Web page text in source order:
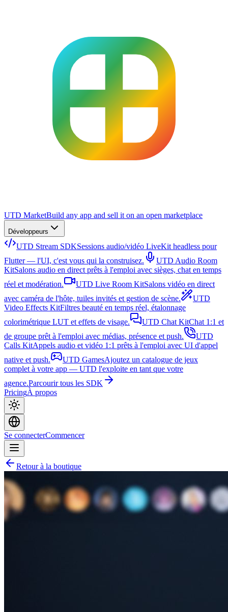
UTD MarketBuild any app and sell it on an open marketplace
Développeurs
UTD Stream SDKSessions audio/vidéo LiveKit headless pour
Flutter — l'UI, c'est vous qui la construisez.
UTD Audio Room
KitSalons audio en direct prêts à l'emploi avec sièges, chat en temps
réel et modération.
UTD Live Room KitSalons vidéo en direct
avec caméra de l'hôte, tuiles invités et gestion de scène.
UTD
Video Effects KitFiltres beauté en temps réel, étalonnage
colorimétrique LUT et effets de visage.
UTD Chat KitChat 1:1 et
de groupe prêt à l'emploi avec médias, présence et push.
UTD
Calls KitAppels audio et vidéo 1:1 prêts à l'emploi avec UI d'appel
native et push.
UTD GamesAjoutez un catalogue de jeux
complet à votre app — UTD l'exploite en tant que votre
agence.Parcourir tous les SDK
PricingÀ propos
Se connecterCommencer
Retour à la boutique